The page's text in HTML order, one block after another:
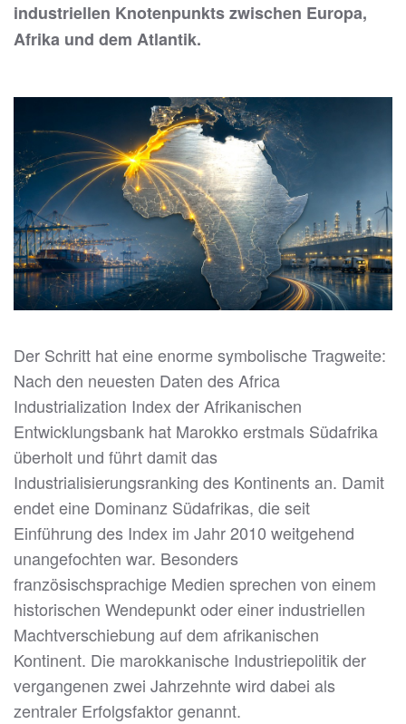
industriellen Knotenpunkts zwischen Europa,
Afrika und dem Atlantik.
Der Schritt hat eine enorme symbolische Tragweite:
Nach den neuesten Daten des Africa
Industrialization Index der Afrikanischen
Entwicklungsbank hat Marokko erstmals Südafrika
überholt und führt damit das
Industrialisierungsranking des Kontinents an. Damit
endet eine Dominanz Südafrikas, die seit
Einführung des Index im Jahr 2010 weitgehend
unangefochten war. Besonders
französischsprachige Medien sprechen von einem
historischen Wendepunkt oder einer industriellen
Machtverschiebung auf dem afrikanischen
Kontinent. Die marokkanische Industriepolitik der
vergangenen zwei Jahrzehnte wird dabei als
zentraler Erfolgsfaktor genannt.